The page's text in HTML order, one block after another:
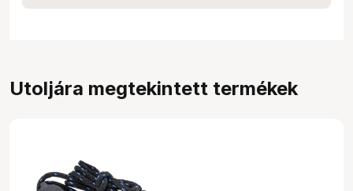
Utoljára megtekintett termékek